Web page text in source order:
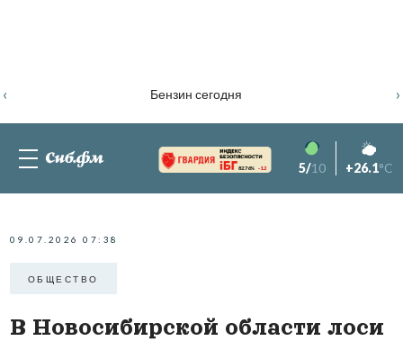
Бензин сегодня
‹ ›
82.76% -1.2 5/10 +26.1°C
09.07.2026 07:38
ОБЩЕСТВО
В Новосибирской области лоси